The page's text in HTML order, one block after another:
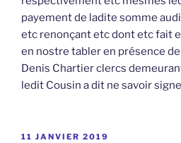
payement de ladite somme
etc renonçant etc dont etc fait
en nostre tabler en présence
Denis Chartier clercs
ledit Cousin a dit ne savoir
PUBLIÉ
11 JANVIER 2019